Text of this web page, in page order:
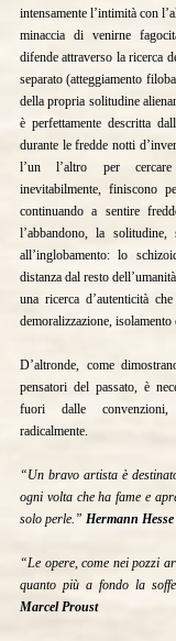
intensamente l’intimità con
minaccia di venirne
difende attraverso la ricerca
separato (atteggiamento
della propria solitudine
è perfettamente descritta
durante le fredde notti
l’un l’altro per
inevitabilmente, finiscono
continuando a sentire
l’abbandono, la
all’inglobamento: lo
distanza dal resto
una ricerca d’autenticità
demoralizzazione, isolamento
D’altronde, come
pensatori del passato, è
fuori dalle
radicalmente.
“Un bravo artista è
ogni volta che ha fame e
solo perle.” Hermann Hesse
“Le opere, come nei pozzi
Marcel Proust